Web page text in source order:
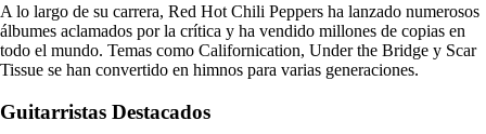
A lo largo de su carrera, Red Hot Chili Peppers ha lanzado numerosos
álbumes aclamados por la crítica y ha vendido millones de copias en
todo el mundo. Temas como Californication, Under the Bridge y Scar
Tissue se han convertido en himnos para varias generaciones.
Guitarristas Destacados